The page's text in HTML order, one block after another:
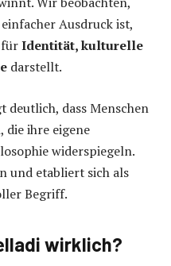
Ausdruck ist,
Identität, kulturelle
darstellt.
deutlich, dass Menschen
die ihre eigene
widerspiegeln.
und etabliert sich als
Begriff.
wirklich?